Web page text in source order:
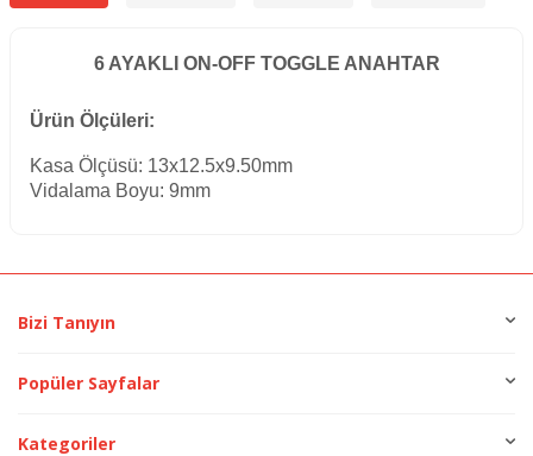
6 AYAKLI ON-OFF TOGGLE ANAHTAR
Ürün Ölçüleri:
Kasa Ölçüsü: 13x12.5x9.50mm
Vidalama Boyu: 9mm
Bizi Tanıyın
Popüler Sayfalar
Kategoriler